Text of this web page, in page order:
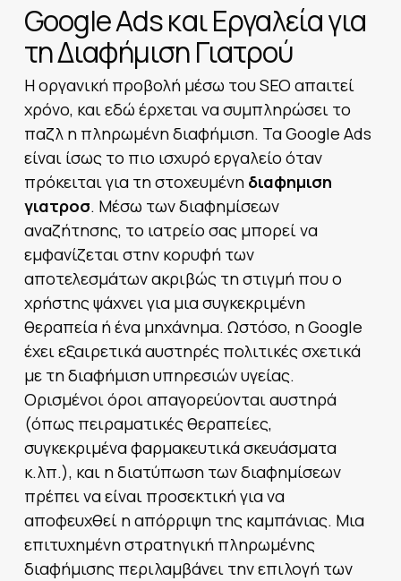
Google Ads και Εργαλεία για
τη Διαφήμιση Γιατρού
Η οργανική προβολή μέσω του SEO απαιτεί
χρόνο, και εδώ έρχεται να συμπληρώσει το
παζλ η πληρωμένη διαφήμιση. Τα Google Ads
είναι ίσως το πιο ισχυρό εργαλείο όταν
πρόκειται για τη στοχευμένη διαφημιση
γιατροσ. Μέσω των διαφημίσεων
αναζήτησης, το ιατρείο σας μπορεί να
εμφανίζεται στην κορυφή των
αποτελεσμάτων ακριβώς τη στιγμή που ο
χρήστης ψάχνει για μια συγκεκριμένη
θεραπεία ή ένα μηχάνημα. Ωστόσο, η Google
έχει εξαιρετικά αυστηρές πολιτικές σχετικά
με τη διαφήμιση υπηρεσιών υγείας.
Ορισμένοι όροι απαγορεύονται αυστηρά
(όπως πειραματικές θεραπείες,
συγκεκριμένα φαρμακευτικά σκευάσματα
κ.λπ.), και η διατύπωση των διαφημίσεων
πρέπει να είναι προσεκτική για να
αποφευχθεί η απόρριψη της καμπάνιας. Μια
επιτυχημένη στρατηγική πληρωμένης
διαφήμισης περιλαμβάνει την επιλογή των